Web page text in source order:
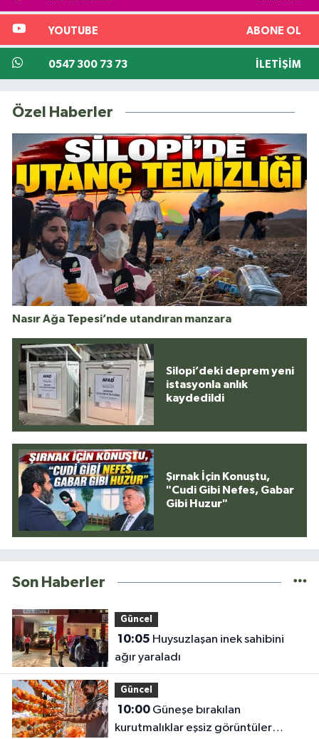
YOUTUBE ABONE OL
0547 300 73 73 İLETIŞIM
Özel Haberler
Nasır Ağa Tepesi’nde utandıran manzara
Silopi’deki deprem yeni
istasyonla anlık
kaydedildi
Şırnak İçin Konuştu,
"Cudi Gibi Nefes, Gabar
Gibi Huzur"
Son Haberler
Güncel
10:05
ağır yaraladı
Güncel
10:00Güneşe bırakılan
kurutmalıklar eşsiz görüntüler